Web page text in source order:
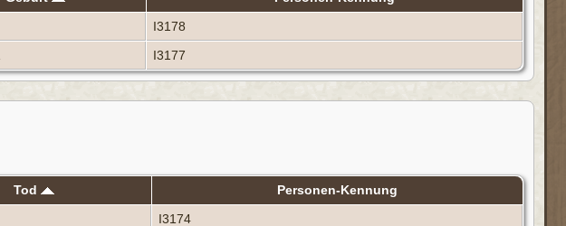
I3178
I3177
Tod
Personen-Kennung
I3174